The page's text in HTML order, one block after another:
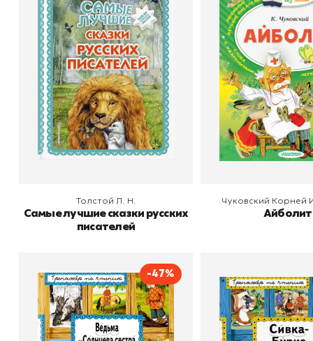
Самые лучшие сказки
русских писателей
Автор
Толстой Л. Н.
Издательство
Эксмодетство
В корзину
Толстой Л. Н.
Самые лучшие сказки русских
писателей
Айболит
Автор
Издательство
В корзину
Чуковский Корней
Айболит
-47%
Ведьма и Солнцева
сестра. Русские сказки
Издательство Эксмодетство
Сивка-Бурка.
сказки
Издательство